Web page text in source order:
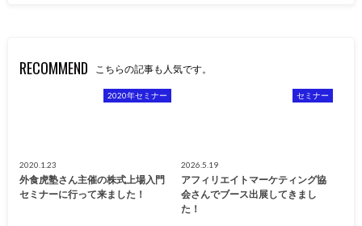
RECOMMEND こちらの記事も人気です。
2020年セミナー
2020.1.23
外食虎塾さん主催の株式上場入門
セミナーに行って来ました！
セミナー
2026.5.19
アフィリエイトマーケティング協
会さんでブース出展してきまし
た！